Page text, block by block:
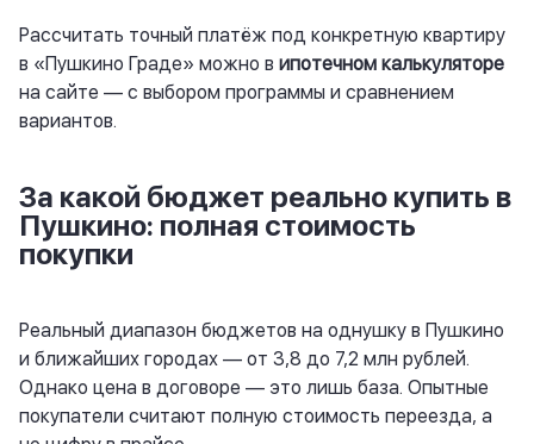
Рассчитать точный платёж под конкретную квартиру
в «Пушкино Граде» можно в ипотечном калькуляторе
на сайте — с выбором программы и сравнением
вариантов.
За какой бюджет реально купить в
Пушкино: полная стоимость
покупки
Реальный диапазон бюджетов на однушку в Пушкино
и ближайших городах — от 3,8 до 7,2 млн рублей.
Однако цена в договоре — это лишь база. Опытные
покупатели считают полную стоимость переезда, а